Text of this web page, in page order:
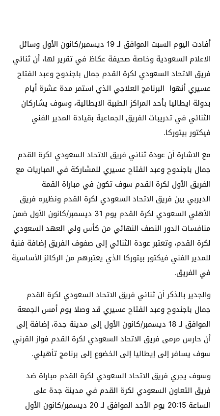
أفادت اليوم السبت الموافق لـ 19 ديسمبر/كانون الأول وسائل
الاعلام السعودية وخاصة صحيفة عكاظ في تقرير لها، أن ثنائي
فريق الاتحاد السعودي لكرة القدم جمال باجندوح وعبد الفتاح
عسيري أنهوا البرنامج العلاجي الذي استمر مدة عشرة أيام
بدولة ايطاليا بأحد المراكز الطبية الايطالية، وسوف يشاركان
الثنائي في تدريبات الفريق الجماعية بقيادة المدير الفني
فيكتور بيتوركا.
مع الاشارة أن عودة ثنائي فريق الاتحاد السعودي لكرة القدم
جمال باجندوح وعبد الفتاح عسيري للمشاركة في المباريات مع
الفريق الأول لكرة القدم سوف تكون في مباراة القمة
الديربي بين فريق الاتحاد السعودي لكرة القدم ونظيره فريق
الأهلي السعودي لكرة القدم يوم 31 ديسمبر/كانون الأول ضمن
منافسات الدور النصف النهائي من كأس ولي العهد السعودي
لكرة القدم، وتعتبر عودة الثنائي إلى صفوف الفريق إضافة فنية
للمدير الفني فيكتور بيتوركا الذي يعتبرهم من الركائز الأساسية
في الفريق.
والجدير بالذكر أن ثنائي فريق الاتحاد السعودي لكرة القدم
جمال باجندوح وعبد الفتاح عسيري قد وصلا يوم أمس الجمعة
الموافق لـ 18 ديسمبر/كانون الأول إلى مدينة جدة، إضافة إلى
أن حارس مرمى فريق الاتحاد السعودي لكرة القدم فواز القرني
سوف يسافر إلى إيطاليا إلى الخضوع إلى برنامج تأهيلي.
وسوف يجري فريق الاتحاد السعودي لكرة القدم مباراة ضد
فريق التعاون السعودي لكرة القدم في مدينة جدة على
الساعة 20:15 يوم الأحد الموافق لـ 20 ديسمبر/كانون الأول